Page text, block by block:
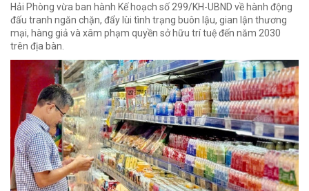
Hải Phòng vừa ban hành Kế hoạch số 299/KH-UBND về hành động
đấu tranh ngăn chặn, đẩy lùi tình trạng buôn lậu, gian lận thương
mại, hàng giả và xâm phạm quyền sở hữu trí tuệ đến năm 2030
trên địa bàn.